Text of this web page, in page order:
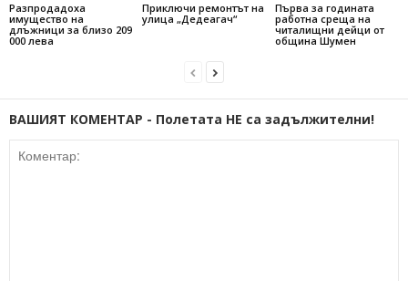
Разпродадоха
имущество на
длъжници за близо 209
000 лева
Приключи ремонтът на
улица „Дедеагач“
Първа за годината
работна среща на
читалищни дейци от
община Шумен
ВАШИЯТ КОМЕНТАР - Полетата НЕ са задължителни!